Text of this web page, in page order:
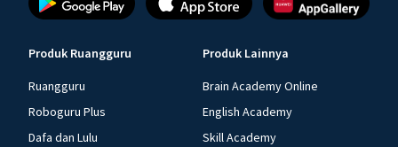
Produk Ruangguru
Ruangguru
Roboguru Plus
Dafa dan Lulu
Produk Lainnya
Brain Academy Online
English Academy
Skill Academy